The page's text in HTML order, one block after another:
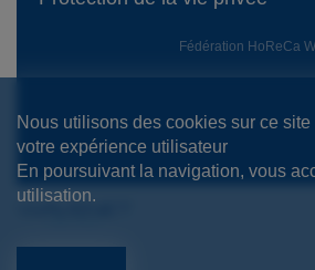
Nous utilisons des cookies sur ce
votre expérience utilisateur
En poursuivant la navigation, vous
utilisation.
Fédération HoReCa